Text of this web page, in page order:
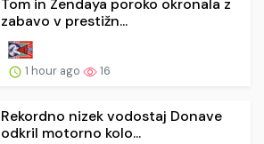
Tom in Zendaya poroko okronala z
zabavo v prestižn...
1 hour ago 16
Rekordno nizek vodostaj Donave
odkril motorno kolo...